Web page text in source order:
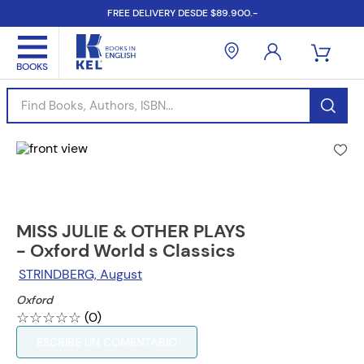
FREE DELIVERY DESDE $89.900.-
Find Books, Authors, ISBN...
MISS JULIE & OTHER PLAYS
- Oxford World s Classics
STRINDBERG, August
Oxford
☆☆☆☆☆ (0)